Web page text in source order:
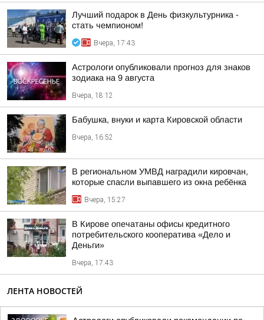
Лучший подарок в День физкультурника -
стать чемпионом!
Вчера, 17:43
Астрологи опубликовали прогноз для знаков
зодиака на 9 августа
Вчера, 18:12
Бабушка, внуки и карта Кировской области
Вчера, 16:52
В региональном УМВД наградили кировчан,
которые спасли выпавшего из окна ребёнка
Вчера, 15:27
В Кирове опечатаны офисы кредитного
потребительского кооператива «Дело и
Деньги»
Вчера, 17:43
ЛЕНТА НОВОСТЕЙ